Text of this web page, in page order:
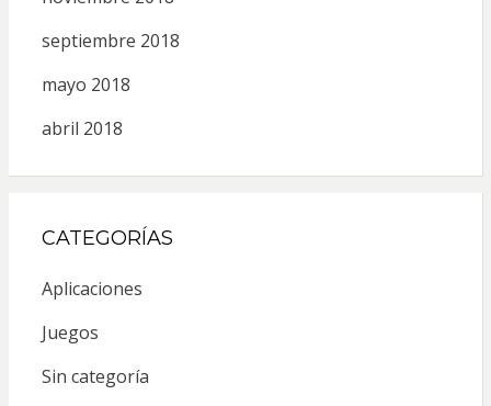
septiembre 2018
mayo 2018
abril 2018
CATEGORÍAS
Aplicaciones
Juegos
Sin categoría